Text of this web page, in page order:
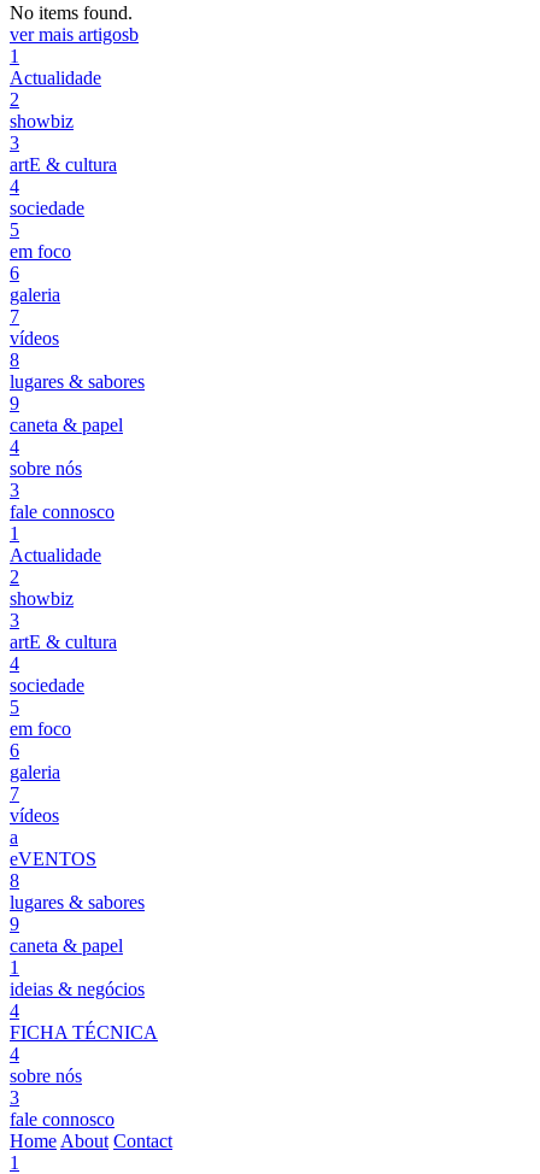
No items found.
ver mais artigosb
1
Actualidade
2
showbiz
3
artE & cultura
4
sociedade
5
em foco
6
galeria
7
vídeos
8
lugares & sabores
9
caneta & papel
4
sobre nós
3
fale connosco
1
Actualidade
2
showbiz
3
artE & cultura
4
sociedade
5
em foco
6
galeria
7
vídeos
a
eVENTOS
8
lugares & sabores
9
caneta & papel
1
ideias & negócios
4
FICHA TÉCNICA
4
sobre nós
3
fale connosco
Home About Contact
1